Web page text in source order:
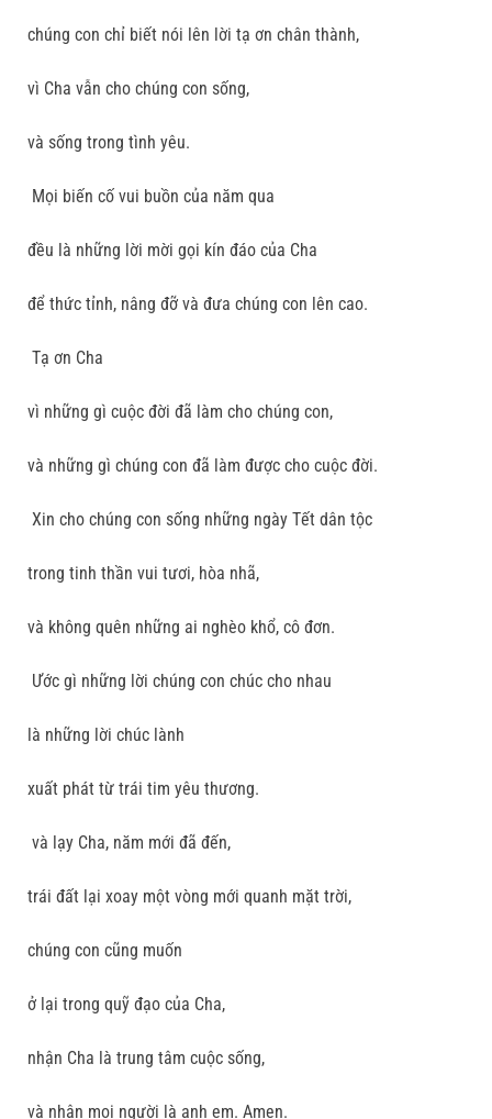
chúng con chỉ biết nói lên lời tạ ơn chân thành,
vì Cha vẫn cho chúng con sống,
và sống trong tình yêu.
Mọi biến cố vui buồn của năm qua
đều là những lời mời gọi kín đáo của Cha
để thức tỉnh, nâng đỡ và đưa chúng con lên cao.
Tạ ơn Cha
vì những gì cuộc đời đã làm cho chúng con,
và những gì chúng con đã làm được cho cuộc đời.
Xin cho chúng con sống những ngày Tết dân tộc
trong tinh thần vui tươi, hòa nhã,
và không quên những ai nghèo khổ, cô đơn.
Ước gì những lời chúng con chúc cho nhau
là những lời chúc lành
xuất phát từ trái tim yêu thương.
và lạy Cha, năm mới đã đến,
trái đất lại xoay một vòng mới quanh mặt trời,
chúng con cũng muốn
ở lại trong quỹ đạo của Cha,
nhận Cha là trung tâm cuộc sống,
và nhận mọi người là anh em. Amen.